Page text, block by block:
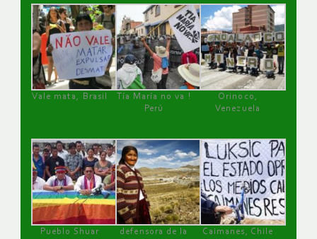
Vale mata, Brasil
Tía María no va !
Perú
Orinoco,
Venezuela
Pueblo Shuar
defensora de la
Caimanes, Chile